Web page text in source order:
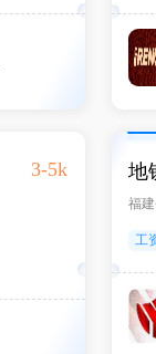
3-5k 地
福
工
五